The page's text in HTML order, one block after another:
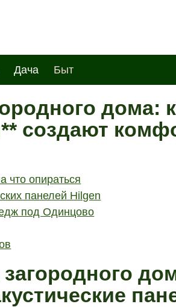
Дача Быт
дома:
создают
что опираться
панелей Hilgen
под Одинцово